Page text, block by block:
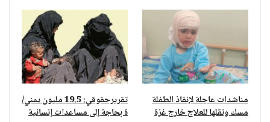
مناشدات عاجلة لإنقاذ الطفلة
مسك ونقلها للعلاج خارج غزة
تقريرحقوقي: 19.5 مليون يمني/
ة بحاجة إلى مساعدات إنسانية